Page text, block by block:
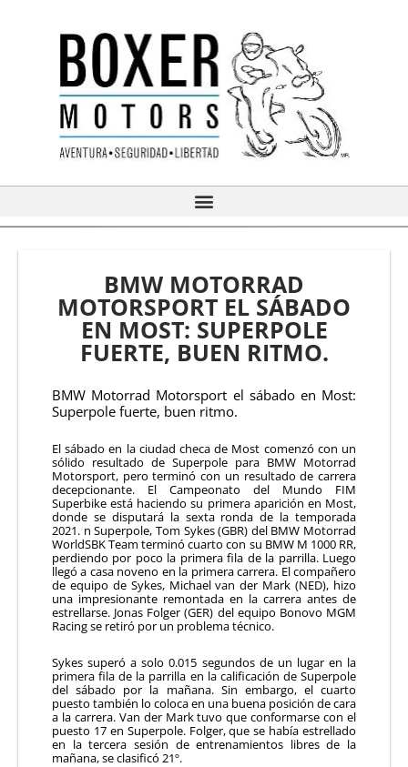
BMW MOTORRAD
MOTORSPORT EL SÁBADO
EN MOST: SUPERPOLE
FUERTE, BUEN RITMO.
BMW Motorrad Motorsport el sábado en Most:
Superpole fuerte, buen ritmo.
El sábado en la ciudad checa de Most comenzó con un
sólido resultado de Superpole para BMW Motorrad
Motorsport, pero terminó con un resultado de carrera
decepcionante. El Campeonato del Mundo FIM
Superbike está haciendo su primera aparición en Most,
donde se disputará la sexta ronda de la temporada
2021. n Superpole, Tom Sykes (GBR) del BMW Motorrad
WorldSBK Team terminó cuarto con su BMW M 1000 RR,
perdiendo por poco la primera fila de la parrilla. Luego
llegó a casa noveno en la primera carrera. El compañero
de equipo de Sykes, Michael van der Mark (NED), hizo
una impresionante remontada en la carrera antes de
estrellarse. Jonas Folger (GER) del equipo Bonovo MGM
Racing se retiró por un problema técnico.
Sykes superó a solo 0.015 segundos de un lugar en la
primera fila de la parrilla en la calificación de Superpole
del sábado por la mañana. Sin embargo, el cuarto
puesto también lo coloca en una buena posición de cara
a la carrera. Van der Mark tuvo que conformarse con el
puesto 17 en Superpole. Folger, que se había estrellado
en la tercera sesión de entrenamientos libres de la
mañana, se clasificó 21º.